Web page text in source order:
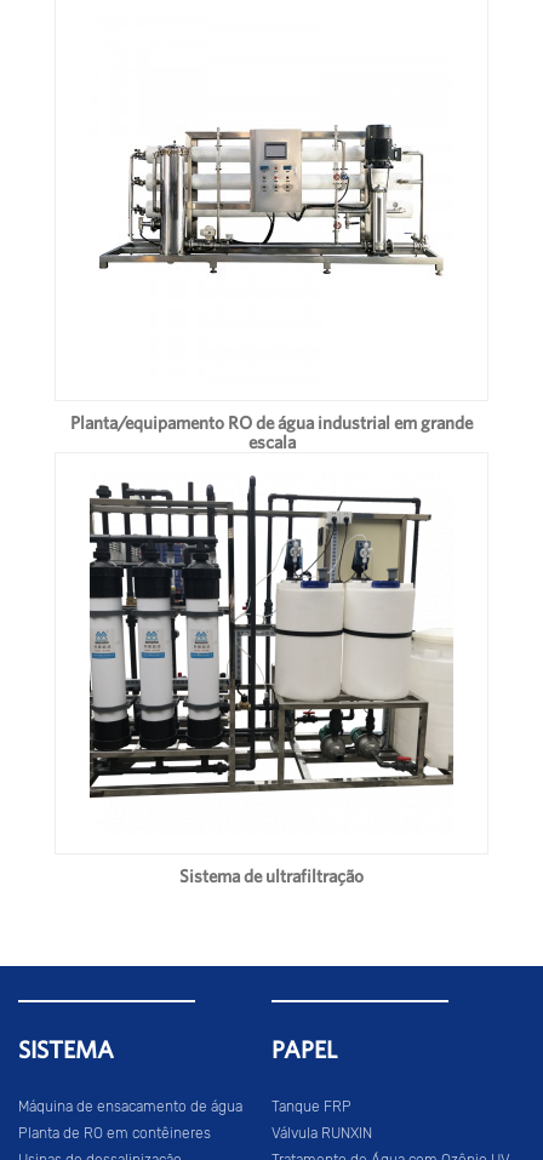
Planta/equipamento RO de água industrial em grande
escala
Sistema de ultrafiltração
SISTEMA
Máquina de ensacamento de água
Planta de RO em contêineres
PAPEL
Tanque FRP
Válvula RUNXIN